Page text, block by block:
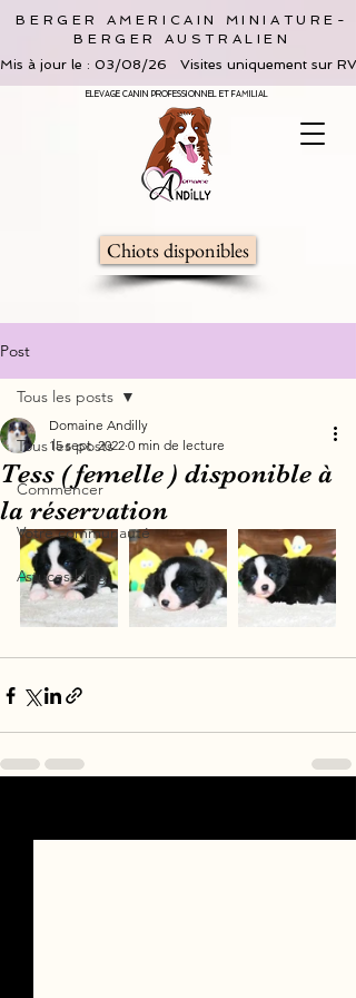
BERGER AMERICAIN MINIATURE-
BERGER AUSTRALIEN
Mis à jour le : 03/08/26   Visites uniquement sur
ELEVAGE CANIN PROFESSIONNEL ET FAMILIAL
Chiots disponibles
Post
Tous les posts
Commencer
Votre communauté
Astuces blog
Tous les posts
Tess ( femelle ) disponible à
la réservation
Domaine Andilly
15 sept. 2022 0 min de lecture